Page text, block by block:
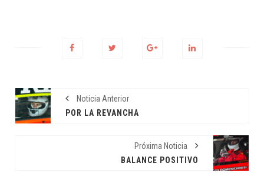
Noticia Anterior
POR LA REVANCHA
Próxima Noticia
BALANCE POSITIVO